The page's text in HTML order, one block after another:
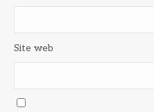
Site web